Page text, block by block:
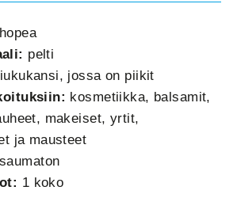
hopea
pelti
jossa on piikit
kosmetiikka, balsamit,
makeiset, yrtit,
ja mausteet
saumaton
1 koko